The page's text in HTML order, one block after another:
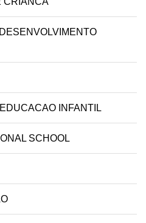
INFANTIL
SCHOOL